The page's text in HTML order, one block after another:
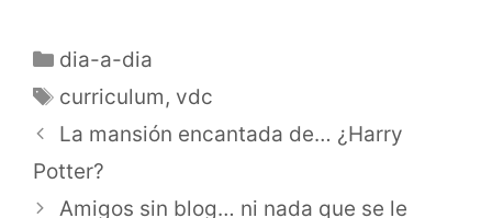
dia-a-dia
curriculum, vdc
La mansión encantada de… ¿Harry
Potter?
Amigos sin blog… ni nada que se le